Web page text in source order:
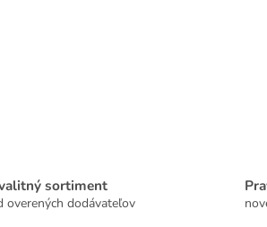
sortiment
overených dodávateľov